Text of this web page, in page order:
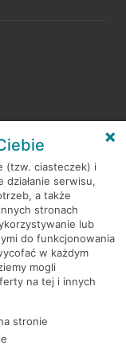
(tzw. ciasteczek) i
działanie serwisu,
a także
stronach
lub
do funkcjonowania
w każdym
mogli
na tej i innych
stronie